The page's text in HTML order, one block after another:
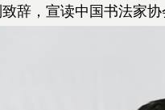
，宣读中国书法家协